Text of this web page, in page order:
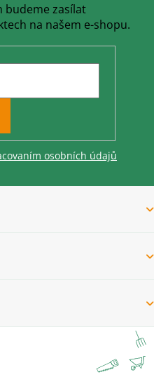
budeme zasílat
na našem e-shopu.
osobních údajů